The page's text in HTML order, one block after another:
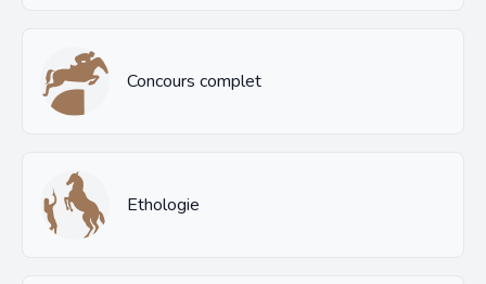
Concours complet
Ethologie